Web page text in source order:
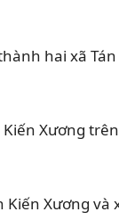
hai xã
Xương
Kiến Xương